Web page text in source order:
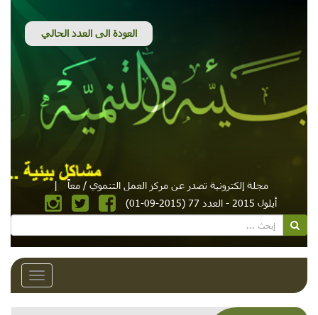
مجلة إلكترونية تصدر عن مركز العمل التنموي / معاً
|
أيلول 2015 - العدد 77 (2015-09-01)
Toggle